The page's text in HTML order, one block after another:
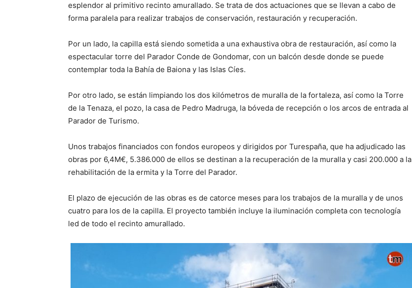
esplendor al primitivo recinto amurallado. Se trata de dos actuaciones que se llevan a cabo de
forma paralela para realizar trabajos de conservación, restauración y recuperación.
Por un lado, la capilla está siendo sometida a una exhaustiva obra de restauración, así como la
espectacular torre del Parador Conde de Gondomar, con un balcón desde donde se puede
contemplar toda la Bahía de Baiona y las Islas Cíes.
Por otro lado, se están limpiando los dos kilómetros de muralla de la fortaleza, así como la Torre
de la Tenaza, el pozo, la casa de Pedro Madruga, la bóveda de recepción o los arcos de entrada al
Parador de Turismo.
Unos trabajos financiados con fondos europeos y dirigidos por Turespaña, que ha adjudicado las
obras por 6,4M€, 5.386.000 de ellos se destinan a la recuperación de la muralla y casi 200.000 a la
rehabilitación de la ermita y la Torre del Parador.
El plazo de ejecución de las obras es de catorce meses para los trabajos de la muralla y de unos
cuatro para los de la capilla. El proyecto también incluye la iluminación completa con tecnología
led de todo el recinto amurallado.